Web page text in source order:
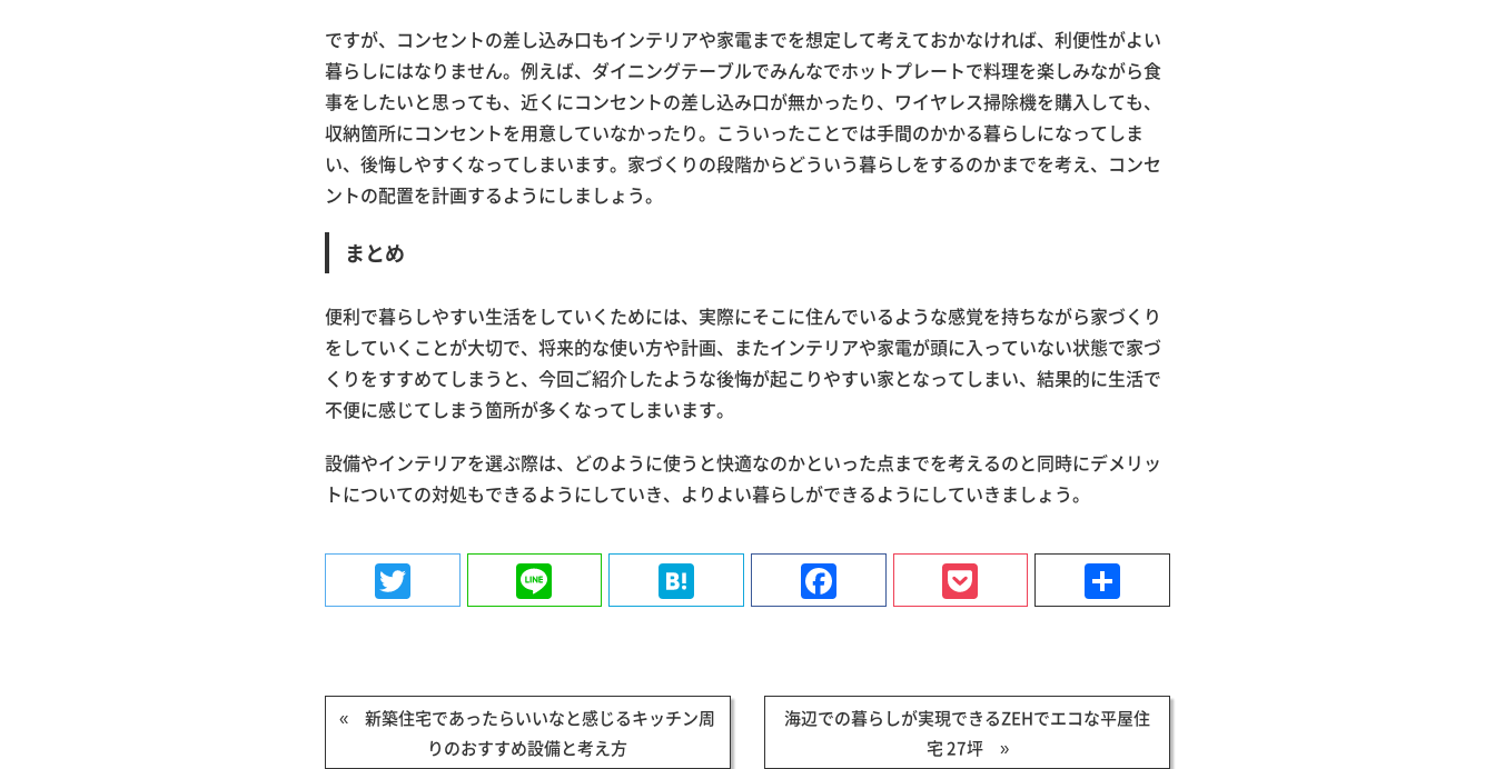
ですが、コンセントの差し込み口もインテリアや家電までを想定して考えておかなければ、利便性がよい
暮らしにはなりません。例えば、ダイニングテーブルでみんなでホットプレートで料理を楽しみながら食
事をしたいと思っても、近くにコンセントの差し込み口が無かったり、ワイヤレス掃除機を購入しても、
収納箇所にコンセントを用意していなかったり。こういったことでは手間のかかる暮らしになってしま
い、後悔しやすくなってしまいます。家づくりの段階からどういう暮らしをするのかまでを考え、コンセ
ントの配置を計画するようにしましょう。
まとめ
便利で暮らしやすい生活をしていくためには、実際にそこに住んでいるような感覚を持ちながら家づくり
をしていくことが大切で、将来的な使い方や計画、またインテリアや家電が頭に入っていない状態で家づ
くりをすすめてしまうと、今回ご紹介したような後悔が起こりやすい家となってしまい、結果的に生活で
不便に感じてしまう箇所が多くなってしまいます。
設備やインテリアを選ぶ際は、どのように使うと快適なのかといった点までを考えるのと同時にデメリッ
トについての対処もできるようにしていき、よりよい暮らしができるようにしていきましょう。
Twitter Hatena Facebook Pocket
有
« 新築住宅であったらいいなと感じるキッチン周
りのおすすめ設備と考え方
海辺での暮らしが実現できるZEHでエコな平屋住
宅 27坪 »